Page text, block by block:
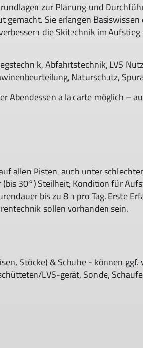
zur Planung und
gemacht. Sie erlangen
die Skitechnik im
Abfahrtstechnik, LVS
Naturschutz,
Abendessen a la carte möglich –
allen Pisten, auch unter
(bis 30°) Steilheit; Kondition für
bis zu 8 h pro Tag. Erste
sollen vorhanden sein.
Stöcke) & Schuhe - können
LVS-gerät, Sonde,